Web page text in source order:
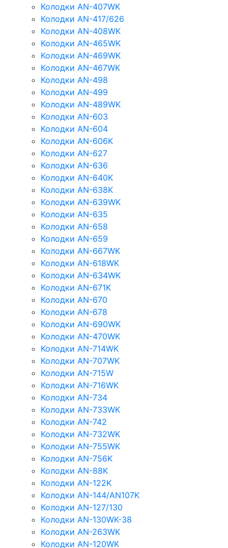
Колодки AN-407WK
Колодки AN-417/626
Колодки AN-408WK
Колодки AN-465WK
Колодки AN-469WK
Колодки AN-467WK
Колодки AN-498
Колодки AN-499
Колодки AN-489WK
Колодки AN-603
Колодки AN-604
Колодки AN-606K
Колодки AN-627
Колодки AN-636
Колодки AN-640K
Колодки AN-638K
Колодки AN-639WK
Колодки AN-635
Колодки AN-658
Колодки AN-659
Колодки AN-667WK
Колодки AN-618WK
Колодки AN-634WK
Колодки AN-671K
Колодки AN-670
Колодки AN-678
Колодки AN-690WK
Колодки AN-470WK
Колодки AN-714WK
Колодки AN-707WK
Колодки AN-715W
Колодки AN-716WK
Колодки AN-734
Колодки AN-733WK
Колодки AN-742
Колодки AN-732WK
Колодки AN-755WK
Колодки AN-756K
Колодки AN-88K
Колодки AN-122K
Колодки AN-144/AN107K
Колодки AN-127/130
Колодки AN-130WK-38
Колодки AN-263WK
Колодки AN-120WK